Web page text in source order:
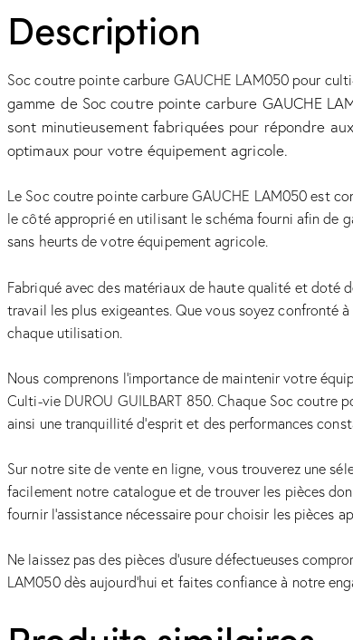
Description
Soc coutre pointe carbure GAUCHE LAM050 pour
gamme de Soc coutre pointe carbure GAUCHE
sont minutieusement fabriquées pour répondre
optimaux pour votre équipement agricole.
Le Soc coutre pointe carbure GAUCHE LAM050 est
le côté approprié en utilisant le schéma fourni afin de
sans heurts de votre équipement agricole.
Fabriqué avec des matériaux de haute qualité et doté
travail les plus exigeantes. Que vous soyez confronté
chaque utilisation.
Nous comprenons l’importance de maintenir votre
Culti-vie DUROU GUILBART 850. Chaque Soc
ainsi une tranquillité d’esprit et des performances
Sur notre site de vente en ligne, vous trouverez une
facilement notre catalogue et de trouver les pièces
fournir l’assistance nécessaire pour choisir les pièces
Ne laissez pas des pièces d’usure défectueuses
LAM050 dès aujourd’hui et faites confiance à notre